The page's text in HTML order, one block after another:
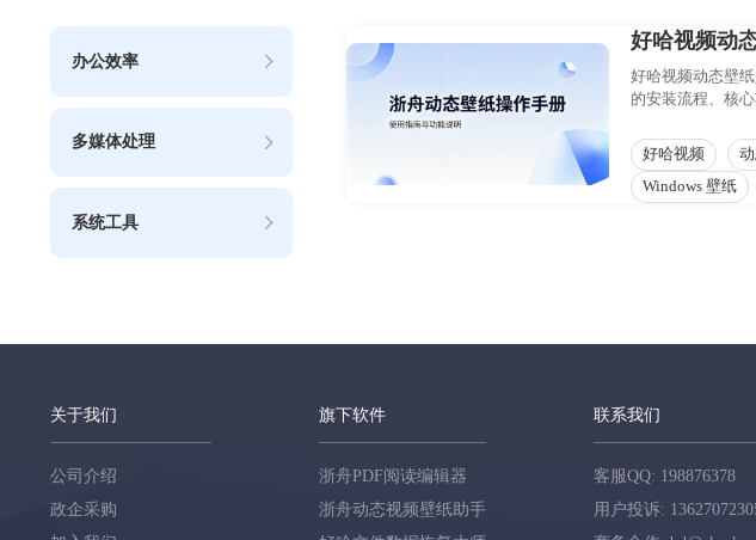
办公效率
多媒体处理
系统工具
好哈视频动
好哈视频动态壁
的安装流程、核
好哈视频
Windows 壁纸
关于我们
公司介绍
政企采购
旗下软件
浙舟PDF阅读编辑器
浙舟动态视频壁纸助手
联系我们
客服QQ: 198876378
用户投诉: